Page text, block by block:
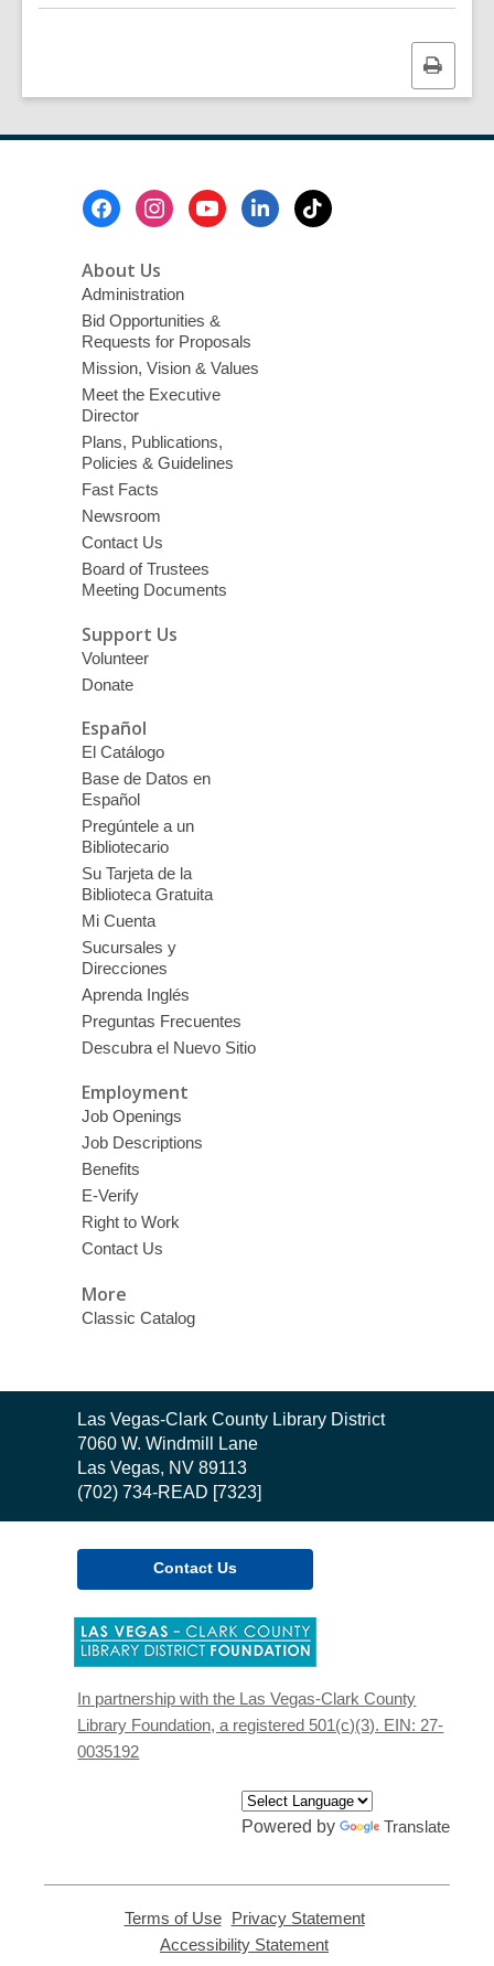
Print
this
About Us
Administration
Bid Opportunities &
Requests for Proposals
Mission, Vision & Values
Meet the Executive
Director
Plans, Publications,
Policies & Guidelines
Fast Facts
Newsroom
Contact Us
Board of Trustees
Meeting Documents
Support Us
Volunteer
Donate
Español
El Catálogo
Base de Datos en
Español
Pregúntele a un
Bibliotecario
Su Tarjeta de la
Biblioteca Gratuita
Mi Cuenta
Sucursales y
Direcciones
Aprenda Inglés
Preguntas Frecuentes
Descubra el Nuevo Sitio
Employment
Job Openings
Job Descriptions
Benefits
E-Verify
Right to Work
Contact Us
More
Classic Catalog
Contact
the
Library
Las Vegas-Clark County Library District
7060 W. Windmill Lane
Las Vegas, NV 89113
(702) 734-READ [7323]
Contact Us
new
window
In partnership with the Las Vegas-Clark County
Library Foundation, a registered 501(c)(3). EIN: 27-
0035192
Powered by Translate
Terms of Use,
opens
Privacy Statement,
Accessibility Statement